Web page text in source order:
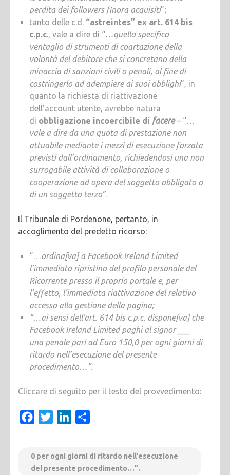
perdita dei followers finora acquisiti”;
tanto delle c.d. “astreintes” ex art. 614 bis
c.p.c., vale a dire di “…quello specifico
ventaglio di strumenti di coartazione della
volontà del debitore che si concretano della
minaccia di sanzioni civili o penali, al fine di
costringerlo ad adempiere ai suoi obblighi”, in
quanto la richiesta di riattivazione
dell’account utente, avrebbe natura
di obbligazione incoercibile di facere– “…
vale a dire da una quota di prestazione non
attuabile mediante i mezzi di esecuzione forzata
previsti dall’ordinamento, richiedendosi una non
surrogabile attività di collaborazione o
cooperazione ad opera del soggetto obbligato o
di un soggetto terzo”.
Il Tribunale di Pordenone, pertanto, in
accoglimento del predetto ricorso:
“…ordina[va] a Facebook Ireland Limited
l’immediato ripristino del profilo personale del
Ricorrente presso il proprio portale e, per
l’effetto, l’immediata riattivazione del relativo
accesso alla gestione della pagina;
“…ai sensi dell’art. 614 bis c.p.c. dispone[va] che
Facebook Ireland Limited paghi al signor ___
una penale pari ad Euro 150,0 per ogni giorni di
ritardo nell’esecuzione del presente
procedimento…”.
Cliccare di seguito per il testo del provvedimento:
FacebookTwitterLinkedIn
0 per ogni giorni di ritardo nell’esecuzione
del presente procedimento…”.